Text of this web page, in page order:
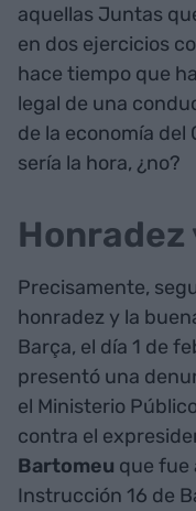
aquellas Juntas
en dos ejercicios
hace tiempo que
legal de una
de la economía del
sería la hora, ¿no?
Honradez
Precisamente,
honradez y la
Barça, el día 1 de
presentó una
el Ministerio
contra el
Bartomeu que fue
Instrucción 16 de